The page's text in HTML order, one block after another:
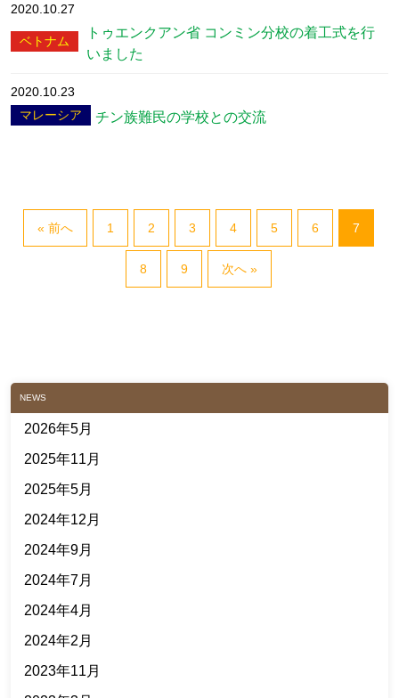
2020.10.27
ベトナム
トゥエンクアン省 コンミン分校の着工式を行
いました
2020.10.23
マレーシア
チン族難民の学校との交流
« 前へ 1 2 3 4 5 6 7
8 9 次へ »
NEWS
2026年5月
2025年11月
2025年5月
2024年12月
2024年9月
2024年7月
2024年4月
2024年2月
2023年11月